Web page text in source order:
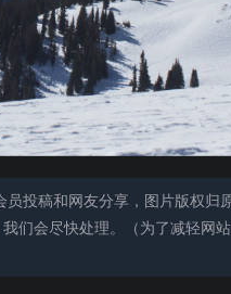
投稿和网友分享，图片版权归
们会尽快处理。（为了减轻网